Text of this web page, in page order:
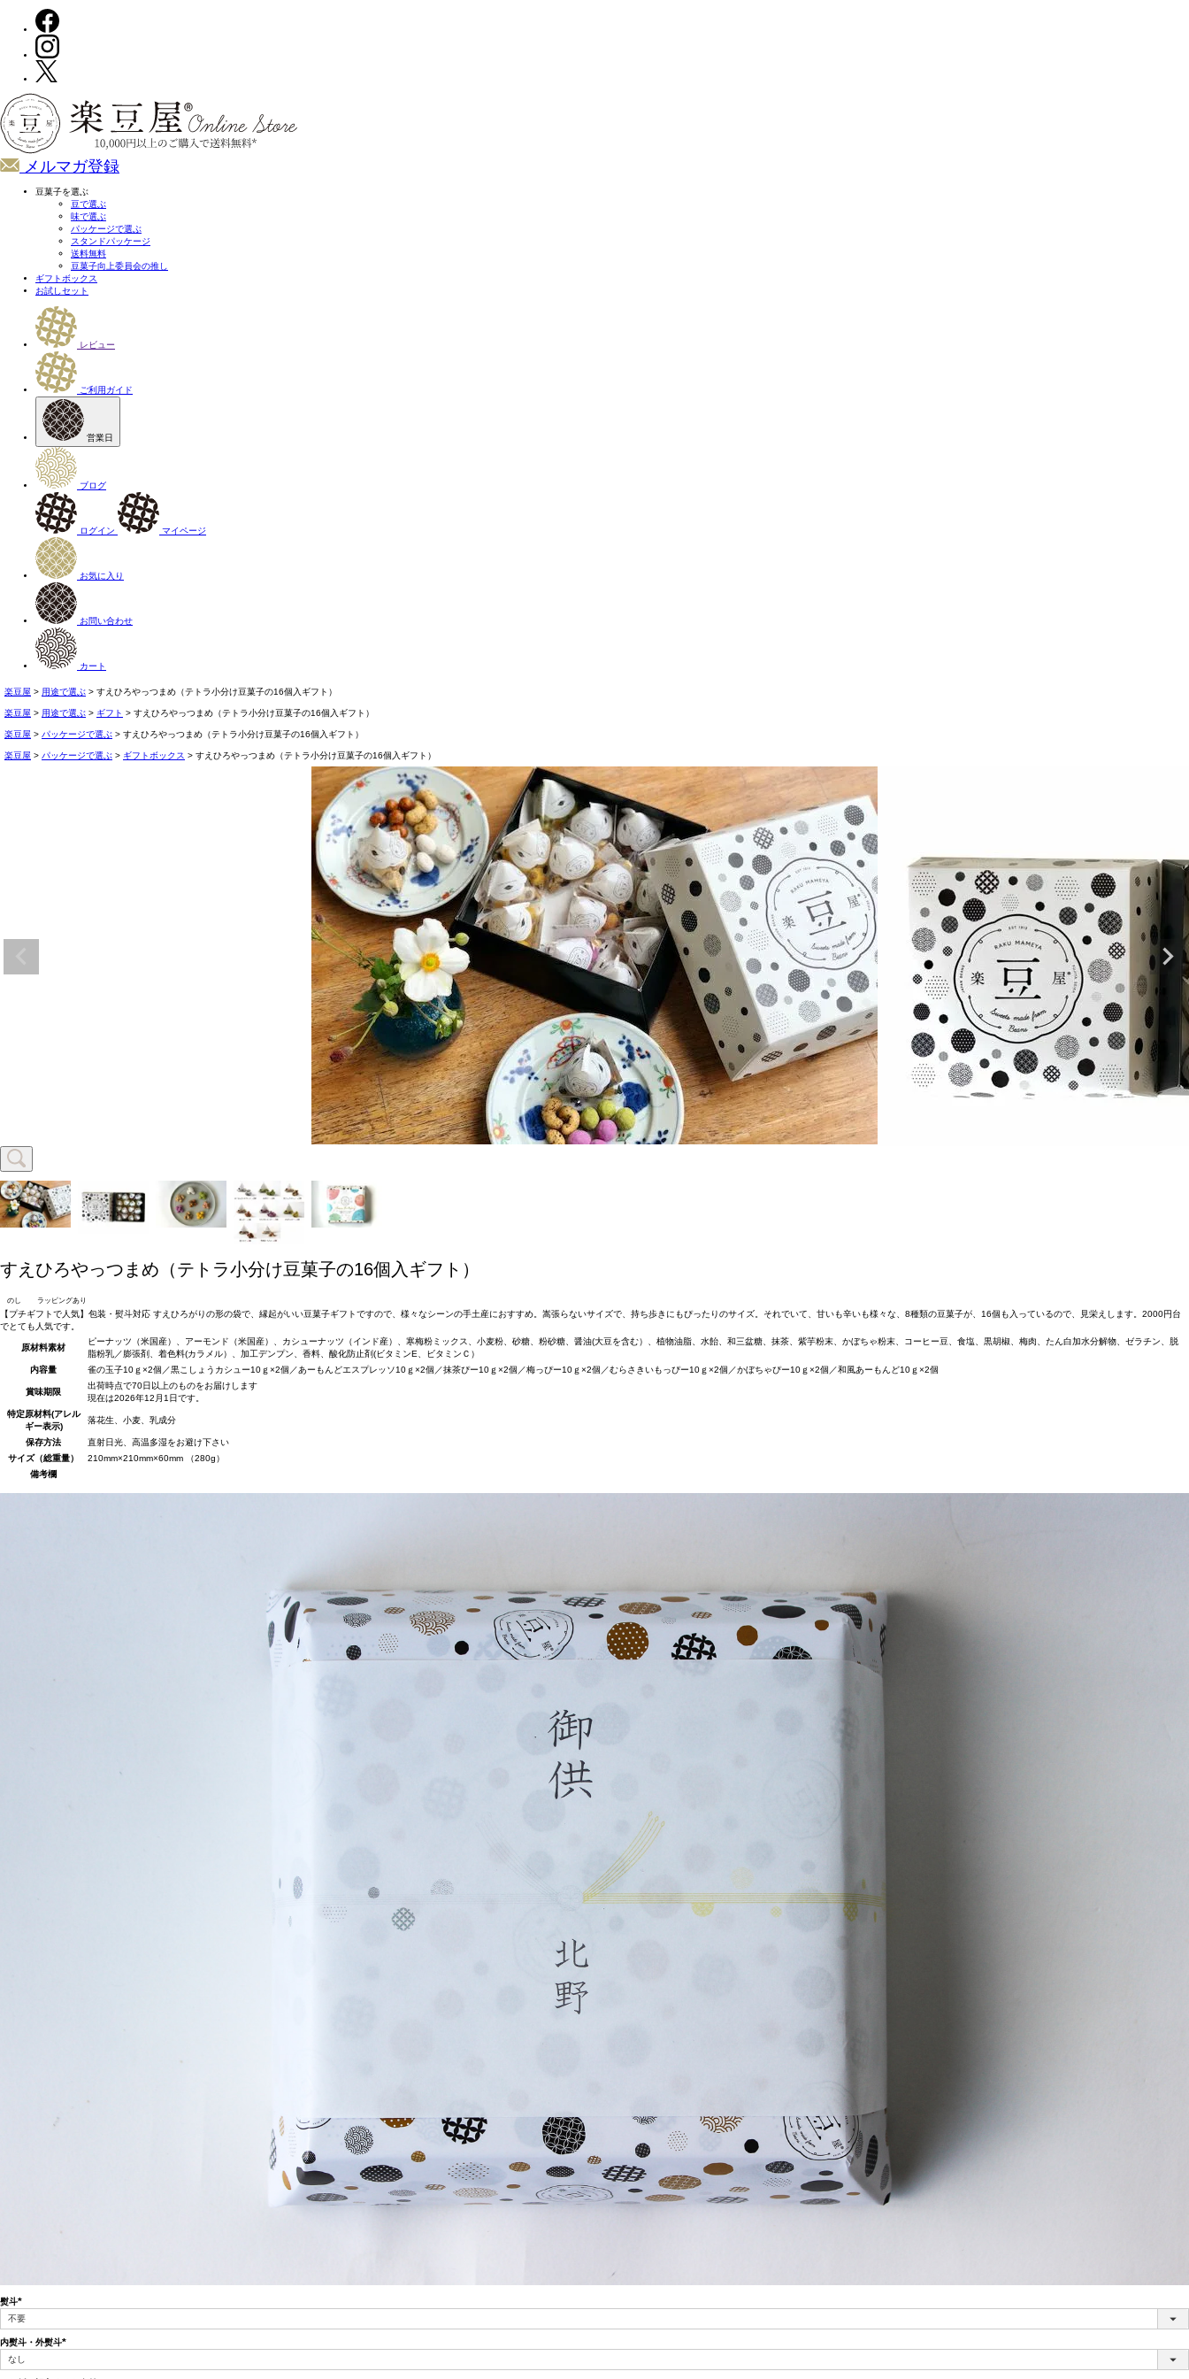
メルマガ登録
豆菓子を選ぶ
豆で選ぶ
味で選ぶ
パッケージで選ぶ
スタンドパッケージ
送料無料
豆菓子向上委員会の推し
ギフトボックス
お試しセット
レビュー
ご利用ガイド
営業日
ブログ
ログイン マイページ
お気に入り
お問い合わせ
カート
楽豆屋 用途で選ぶ すえひろやっつまめ（テトラ小分け豆菓子の16個入ギフト）
楽豆屋 用途で選ぶ ギフト すえひろやっつまめ（テトラ小分け豆菓子の16個入ギフト）
楽豆屋 パッケージで選ぶ すえひろやっつまめ（テトラ小分け豆菓子の16個入ギフト）
楽豆屋 パッケージで選ぶ ギフトボックス すえひろやっつまめ（テトラ小分け豆菓子の16個入ギフト）
すえひろやっつまめ（テトラ小分け豆菓子の16個入ギフト）
のし ラッピングあり
【プチギフトで人気】包装・熨斗対応 すえひろがりの形の袋で、縁起がいい豆菓子ギフトですので、様々なシーンの手土産におすすめ。嵩張らないサイズで、持ち歩きにもぴったりのサイズ。それでいて、甘いも辛いも様々な、8種類の豆菓子が、16個も入っているので、見栄えします。2000円台
でとても人気です。
原材料素材
ピーナッツ（米国産）、アーモンド（米国産）、カシューナッツ（インド産）、寒梅粉ミックス、小麦粉、砂糖、粉砂糖、醤油(大豆を含む）、植物油脂、水飴、和三盆糖、抹茶、紫芋粉末、かぼちゃ粉末、コーヒー豆、食塩、黒胡椒、梅肉、たん白加水分解物、ゼラチン、脱
脂粉乳／膨張剤、着色料(カラメル）、加工デンプン、香料、酸化防止剤(ビタミンE、ビタミンＣ）
内容量
雀の玉子10ｇ×2個／黒こしょうカシュー10ｇ×2個／あーもんどエスプレッソ10ｇ×2個／抹茶ぴー10ｇ×2個／梅っぴー10ｇ×2個／むらさきいもっぴー10ｇ×2個／かぼちゃぴー10ｇ×2個／和風あーもんど10ｇ×2個
賞味期限
出荷時点で70日以上のものをお届けします
現在は2026年12月1日です。
特定原材料(アレル
ギー表示)
落花生、小麦、乳成分
保存方法
直射日光、高温多湿をお避け下さい
サイズ（総重量）
210mm×210mm×60mm （280g）
備考欄
熨斗
(必
須)
内熨斗・外熨斗
須)